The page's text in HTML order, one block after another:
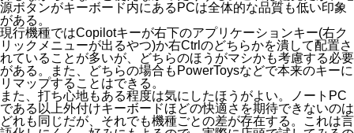
源ボタンがキーボード内にあるPCは全体的な品質も低い印象
がある。
現行機種ではCopilotキーが右下のアプリケーションキー(右ク
リックメニューが出るやつ)か右Ctrlのどちらかを潰して配置さ
れていることが多いが、どちらのほうがマシかも考慮する必要
がある。また、どちらの場合もPowerToysなどで本来のキーに
リマップすることはできる。
また、打ち心地もある程度は気にしたほうがよい。ノートPC
である以上外付けキーボードほどの快適さを期待できないのは
どれも同じだが、それでも機種ごとの差が存在する。これは言